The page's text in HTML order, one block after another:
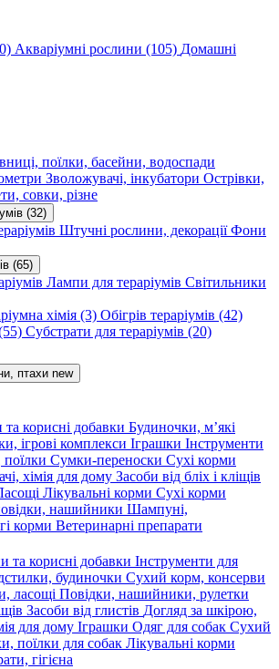
Акваріумні рослини (105) Домашні
поїлки, басейни, водоспади
Зволожувачі, інкубатори Острівки,
совки, різне
(32)
Штучні рослини, декораціїФони
(65)
Лампи для тераріумів Світильники
хімія (3) Обігрів тераріумів (42)
Субстрати для тераріумів (20)
птахи new
та корисні добавки Будиночки, м’які
ігрові комплекси Іграшки Інструменти
Сумки-переноски Сухі корми
хімія для дому Засоби від бліх і кліщів
Лікувальні корми Сухі корми
нашийники Шампуні,
корми Ветеринарні препарати
та корисні добавки Інструменти для
будиночки Сухий корм, консерви
ласощі Повідки, нашийники, рулетки
Засоби від глистів Догляд за шкірою,
для дому Іграшки Одяг для собак Сухий
поїлки для собак Лікувальні корми
гігієна